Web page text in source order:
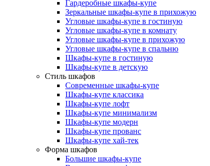
Гардеробные шкафы-купе
Зеркальные шкафы-купе в прихожую
Угловые шкафы-купе в гостиную
Угловые шкафы-купе в комнату
Угловые шкафы-купе в прихожую
Угловые шкафы-купе в спальню
Шкафы-купе в гостиную
Шкафы-купе в детскую
Стиль шкафов
Современные шкафы-купе
Шкафы-купе классика
Шкафы-купе лофт
Шкафы-купе минимализм
Шкафы-купе модерн
Шкафы-купе прованс
Шкафы-купе хай-тек
Форма шкафов
Большие шкафы-купе